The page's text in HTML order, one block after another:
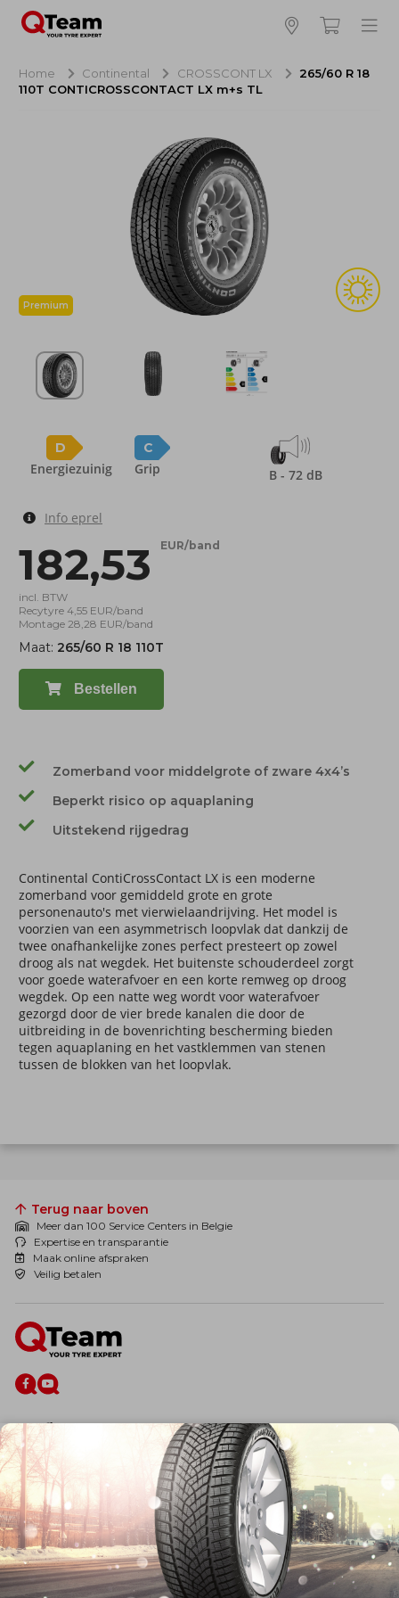
Hoeveel banden wilt u bestellen?
Totaal inclusief BTW:
Bestellen
Annuleren
Home Continental CROSSCONT LX
265/60 R 18
110T CONTICROSSCONTACT LX m+s TL
Premium
D
Energiezuinig
C
Grip B - 72 dB
Info eprel
182,53 EUR/band
incl. BTW
Recytyre 4,55 EUR/band
Montage 28,28 EUR/band
Maat: 265/60 R 18 110T
Bestellen
Zomerband voor middelgrote of zware 4x4’s
Beperkt risico op aquaplaning
Uitstekend rijgedrag
Continental ContiCrossContact LX is een moderne
zomerband voor gemiddeld grote en grote
personenauto's met vierwielaandrijving. Het model is
voorzien van een asymmetrisch loopvlak dat dankzij de
twee onafhankelijke zones perfect presteert op zowel
droog als nat wegdek. Het buitenste schouderdeel zorgt
voor goede waterafvoer en een korte remweg op droog
wegdek. Op een natte weg wordt voor waterafvoer
gezorgd door de vier brede kanalen die door de
uitbreiding in de bovenrichting bescherming bieden
tegen aquaplaning en het vastklemmen van stenen
tussen de blokken van het loopvlak.
Terug naar boven
Meer dan 100 Service Centers in Belgie
Expertise en transparantie
Maak online afspraken
Veilig betalen
De firma
Wie zijn wij?
Blog
Onze dienstverlening
Banden
Velgen
Diensten
Afspraak Maken
Informatie over